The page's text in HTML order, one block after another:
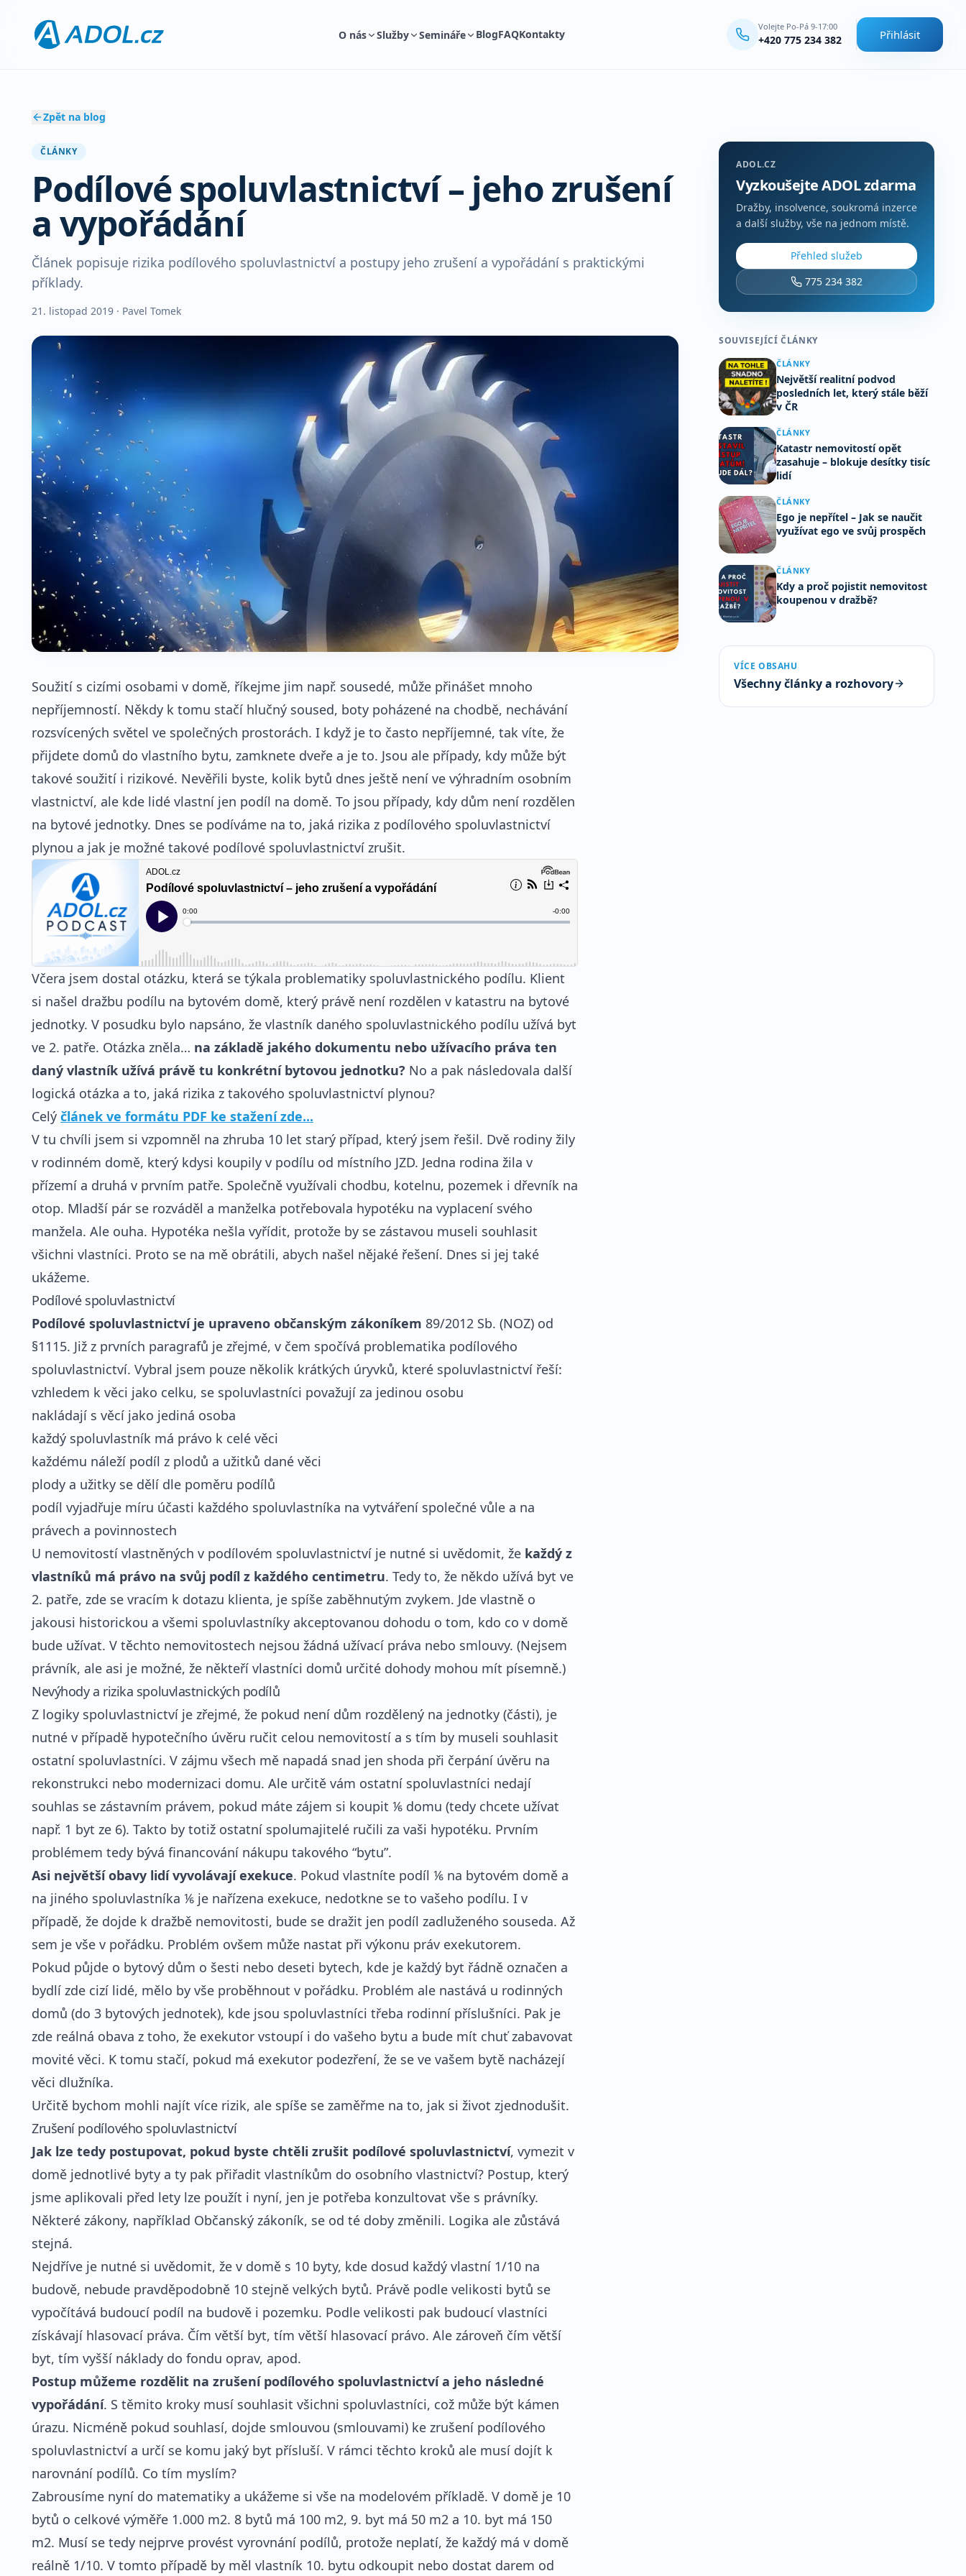
O nás Služby Semináře BlogFAQKontakty
Volejte Po-Pá 9-17:00
+420 775 234 382 Přihlásit
Zpět na blog
ČLÁNKY
Podílové spoluvlastnictví – jeho zrušení
a vypořádání
Článek popisuje rizika podílového spoluvlastnictví a postupy jeho zrušení a vypořádání s praktickými
příklady.
21. listopad 2019 · Pavel Tomek
Soužití s cizími osobami v domě, říkejme jim např. sousedé, může přinášet mnoho
nepříjemností. Někdy k tomu stačí hlučný soused, boty poházené na chodbě, nechávání
rozsvícených světel ve společných prostorách. I když je to často nepříjemné, tak víte, že
přijdete domů do vlastního bytu, zamknete dveře a je to. Jsou ale případy, kdy může být
takové soužití i rizikové. Nevěřili byste, kolik bytů dnes ještě není ve výhradním osobním
vlastnictví, ale kde lidé vlastní jen podíl na domě. To jsou případy, kdy dům není rozdělen
na bytové jednotky. Dnes se podíváme na to, jaká rizika z podílového spoluvlastnictví
plynou a jak je možné takové podílové spoluvlastnictví zrušit.
Včera jsem dostal otázku, která se týkala problematiky spoluvlastnického podílu. Klient
si našel dražbu podílu na bytovém domě, který právě není rozdělen v katastru na bytové
jednotky. V posudku bylo napsáno, že vlastník daného spoluvlastnického podílu užívá byt
ve 2. patře. Otázka zněla… na základě jakého dokumentu nebo užívacího práva ten
daný vlastník užívá právě tu konkrétní bytovou jednotku? No a pak následovala další
logická otázka a to, jaká rizika z takového spoluvlastnictví plynou?
Celý článek ve formátu PDF ke stažení zde...
V tu chvíli jsem si vzpomněl na zhruba 10 let starý případ, který jsem řešil. Dvě rodiny žily
v rodinném domě, který kdysi koupily v podílu od místního JZD. Jedna rodina žila v
přízemí a druhá v prvním patře. Společně využívali chodbu, kotelnu, pozemek i dřevník na
otop. Mladší pár se rozváděl a manželka potřebovala hypotéku na vyplacení svého
manžela. Ale ouha. Hypotéka nešla vyřídit, protože by se zástavou museli souhlasit
všichni vlastníci. Proto se na mě obrátili, abych našel nějaké řešení. Dnes si jej také
ukážeme.
Podílové spoluvlastnictví
Podílové spoluvlastnictví je upraveno občanským zákoníkem 89/2012 Sb. (NOZ) od
§1115. Již z prvních paragrafů je zřejmé, v čem spočívá problematika podílového
spoluvlastnictví. Vybral jsem pouze několik krátkých úryvků, které spoluvlastnictví řeší:
vzhledem k věci jako celku, se spoluvlastníci považují za jedinou osobu
nakládají s věcí jako jediná osoba
každý spoluvlastník má právo k celé věci
každému náleží podíl z plodů a užitků dané věci
plody a užitky se dělí dle poměru podílů
podíl vyjadřuje míru účasti každého spoluvlastníka na vytváření společné vůle a na
právech a povinnostech
U nemovitostí vlastněných v podílovém spoluvlastnictví je nutné si uvědomit, že každý z
vlastníků má právo na svůj podíl z každého centimetru. Tedy to, že někdo užívá byt ve
2. patře, zde se vracím k dotazu klienta, je spíše zaběhnutým zvykem. Jde vlastně o
jakousi historickou a všemi spoluvlastníky akceptovanou dohodu o tom, kdo co v domě
bude užívat. V těchto nemovitostech nejsou žádná užívací práva nebo smlouvy. (Nejsem
právník, ale asi je možné, že někteří vlastníci domů určité dohody mohou mít písemně.)
Nevýhody a rizika spoluvlastnických podílů
Z logiky spoluvlastnictví je zřejmé, že pokud není dům rozdělený na jednotky (části), je
nutné v případě hypotečního úvěru ručit celou nemovitostí a s tím by museli souhlasit
ostatní spoluvlastníci. V zájmu všech mě napadá snad jen shoda při čerpání úvěru na
rekonstrukci nebo modernizaci domu. Ale určitě vám ostatní spoluvlastníci nedají
souhlas se zástavním právem, pokud máte zájem si koupit ⅙ domu (tedy chcete užívat
např. 1 byt ze 6). Takto by totiž ostatní spolumajitelé ručili za vaši hypotéku. Prvním
problémem tedy bývá financování nákupu takového “bytu”.
Asi největší obavy lidí vyvolávají exekuce. Pokud vlastníte podíl ⅙ na bytovém domě a
na jiného spoluvlastníka ⅙ je nařízena exekuce, nedotkne se to vašeho podílu. I v
případě, že dojde k dražbě nemovitosti, bude se dražit jen podíl zadluženého souseda. Až
sem je vše v pořádku. Problém ovšem může nastat při výkonu práv exekutorem.
Pokud půjde o bytový dům o šesti nebo deseti bytech, kde je každý byt řádně označen a
bydlí zde cizí lidé, mělo by vše proběhnout v pořádku. Problém ale nastává u rodinných
domů (do 3 bytových jednotek), kde jsou spoluvlastníci třeba rodinní příslušníci. Pak je
zde reálná obava z toho, že exekutor vstoupí i do vašeho bytu a bude mít chuť zabavovat
movité věci. K tomu stačí, pokud má exekutor podezření, že se ve vašem bytě nacházejí
věci dlužníka.
Určitě bychom mohli najít více rizik, ale spíše se zaměřme na to, jak si život zjednodušit.
Zrušení podílového spoluvlastnictví
Jak lze tedy postupovat, pokud byste chtěli zrušit podílové spoluvlastnictví, vymezit v
domě jednotlivé byty a ty pak přiřadit vlastníkům do osobního vlastnictví? Postup, který
jsme aplikovali před lety lze použít i nyní, jen je potřeba konzultovat vše s právníky.
Některé zákony, například Občanský zákoník, se od té doby změnili. Logika ale zůstává
stejná.
Nejdříve je nutné si uvědomit, že v domě s 10 byty, kde dosud každý vlastní 1/10 na
budově, nebude pravděpodobně 10 stejně velkých bytů. Právě podle velikosti bytů se
vypočítává budoucí podíl na budově i pozemku. Podle velikosti pak budoucí vlastníci
získávají hlasovací práva. Čím větší byt, tím větší hlasovací právo. Ale zároveň čím větší
byt, tím vyšší náklady do fondu oprav, apod.
Postup můžeme rozdělit na zrušení podílového spoluvlastnictví a jeho následné
vypořádání. S těmito kroky musí souhlasit všichni spoluvlastníci, což může být kámen
úrazu. Nicméně pokud souhlasí, dojde smlouvou (smlouvami) ke zrušení podílového
spoluvlastnictví a určí se komu jaký byt přísluší. V rámci těchto kroků ale musí dojít k
narovnání podílů. Co tím myslím?
Zabrousíme nyní do matematiky a ukážeme si vše na modelovém příkladě. V domě je 10
bytů o celkové výměře 1.000 m2. 8 bytů má 100 m2, 9. byt má 50 m2 a 10. byt má 150
m2. Musí se tedy nejprve provést vyrovnání podílů, protože neplatí, že každý má v domě
reálně 1/10. V tomto případě by měl vlastník 10. bytu odkoupit nebo dostat darem od
ADOL.CZ
Vyzkoušejte ADOL zdarma
Dražby, insolvence, soukromá inzerce
a další služby, vše na jednom místě.
Přehled služeb
775 234 382
SOUVISEJÍCÍ ČLÁNKY
ČLÁNKY
Největší realitní podvod
posledních let, který stále běží
v ČR
ČLÁNKY
Katastr nemovitostí opět
zasahuje – blokuje desítky tisíc
lidí
ČLÁNKY
Ego je nepřítel – Jak se naučit
využívat ego ve svůj prospěch
ČLÁNKY
Kdy a proč pojistit nemovitost
koupenou v dražbě?
VÍCE OBSAHU
Všechny články a rozhovory